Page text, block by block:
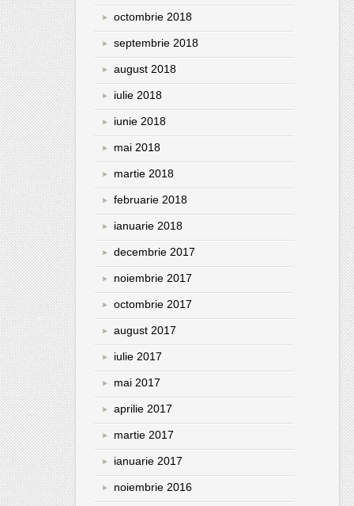
octombrie 2018
septembrie 2018
august 2018
iulie 2018
iunie 2018
mai 2018
martie 2018
februarie 2018
ianuarie 2018
decembrie 2017
noiembrie 2017
octombrie 2017
august 2017
iulie 2017
mai 2017
aprilie 2017
martie 2017
ianuarie 2017
noiembrie 2016